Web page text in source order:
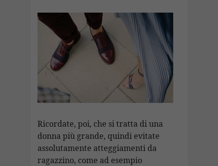
Ricordate, poi, che si tratta di una
donna più grande, quindi evitate
assolutamente atteggiamenti da
ragazzino, come ad esempio